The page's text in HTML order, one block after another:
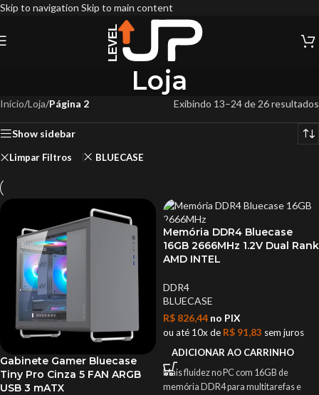
Skip to navigation Skip to main content
Loja
Início/Loja/Página 2 Exibindo 13–24 de 26 resultados
Show sidebar
Limpar Filtros BLUECASE
Gabinete Gamer Bluecase
Tiny Pro Cinza 5 FAN ARGB
USB 3 mATX
Memória DDR4 Bluecase
16GB 2666MHz 1.2V Dual Rank
AMD INTEL
DDR4
BLUECASE
R$ 826,44 no PIX
ou até 10x de R$ 91,83 sem juros
ADICIONAR AO CARRINHO
Mais fluidez no PC com 16GB de
memória DDR4 para multitarefas e